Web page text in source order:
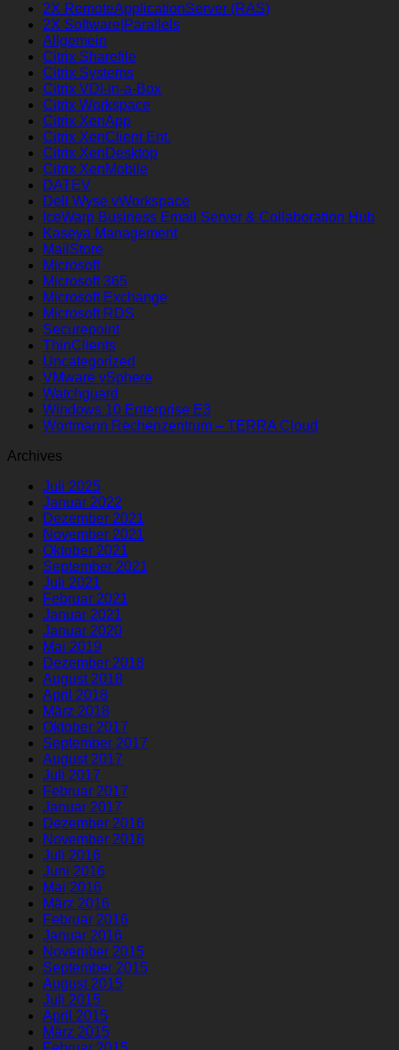
2X RemoteApplicationServer (RAS)
2X Software|Parallels
Allgemein
Citrix Sharefile
Citrix Systems
Citrix VDI-in-a-Box
Citrix Workspace
Citrix XenApp
Citrix XenClient Ent.
Citrix XenDesktop
Citrix XenMobile
DATEV
Dell Wyse vWorkspace
IceWarp Business Email Server & Collaboration Hub
Kaseya Management
MailStore
Microsoft
Microsoft 365
Microsoft Exchange
Microsoft RDS
Securepoint
ThinClients
Uncategorized
VMware vSphere
Watchguard
Windows 10 Enterprise E3
Wortmann Rechenzentrum – TERRA Cloud
Archives
Juli 2025
Januar 2022
Dezember 2021
November 2021
Oktober 2021
September 2021
Juli 2021
Februar 2021
Januar 2021
Januar 2020
Mai 2019
Dezember 2018
August 2018
April 2018
März 2018
Oktober 2017
September 2017
August 2017
Juli 2017
Februar 2017
Januar 2017
Dezember 2016
November 2016
Juli 2016
Juni 2016
Mai 2016
März 2016
Februar 2016
Januar 2016
November 2015
September 2015
August 2015
Juli 2015
April 2015
März 2015